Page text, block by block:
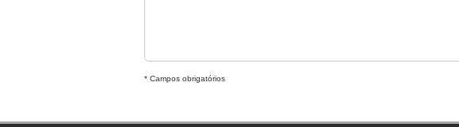
* Campos obrigatórios